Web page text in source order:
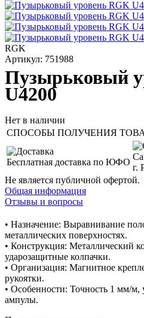
RGK
Артикул: 751988
Пузырьковый
U4200
Нет в наличии
СПОСОБЫ ПОЛУЧЕНИЯ
Бесплатная доставка по ЮФО
г.
Не является публичной офертой.
Общая информация
Отзывы и вопросы
• Назначение: Выравнивание
металлических поверхностях.
• Конструкция: Металлический
ударозащитные колпачки.
• Организация: Магнитное
рукоятки.
• Особенности: Точность 1 мм/м,
ампулы.